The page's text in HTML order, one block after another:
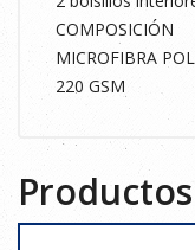
COMPOSICIÓN
MICROFIBRA
220 GSM